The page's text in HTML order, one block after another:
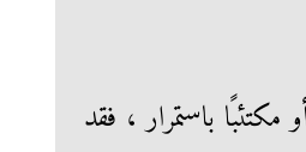
باستمرار ، فقد